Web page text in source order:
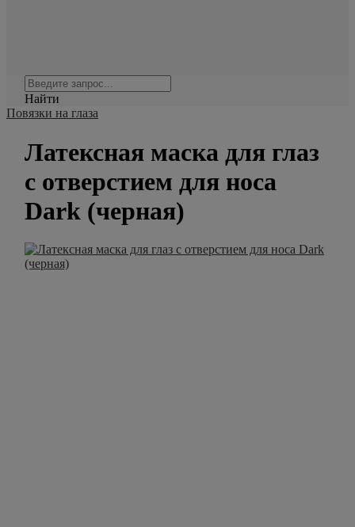
Найти
Повязки на глаза
Латексная маска для глаз
с отверстием для носа
Dark (черная)